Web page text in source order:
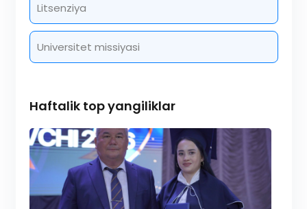
Litsenziya
Universitet missiyasi
Haftalik top yangiliklar